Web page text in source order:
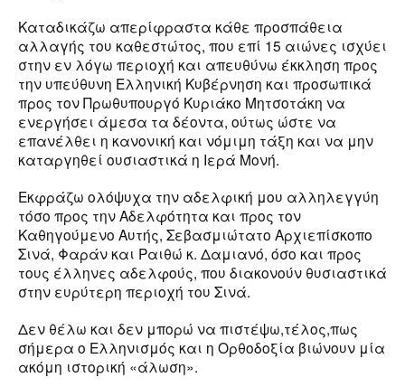
Καταδικάζω απερίφραστα κάθε προσπάθεια
αλλαγής του καθεστώτος, που επί 15 αιώνες ισχύει
στην εν λόγω περιοχή και απευθύνω έκκληση προς
την υπεύθυνη Ελληνική Κυβέρνηση και προσωπικά
προς τον Πρωθυπουργό Κυριάκο Μητσοτάκη να
ενεργήσει άμεσα τα δέοντα, ούτως ώστε να
επανέλθει η κανονική και νόμιμη τάξη και να μην
καταργηθεί ουσιαστικά η Ιερά Μονή.
Εκφράζω ολόψυχα την αδελφική μου αλληλεγγύη
τόσο προς την Αδελφότητα και προς τον
Καθηγούμενο Αυτής, Σεβασμιώτατο Αρχιεπίσκοπο
Σινά, Φαράν και Ραιθώ κ. Δαμιανό, όσο και προς
τους έλληνες αδελφούς, που διακονούν θυσιαστικά
στην ευρύτερη περιοχή του Σινά.
Δεν θέλω και δεν μπορώ να πιστέψω,τέλος,πως
σήμερα ο Ελληνισμός και η Ορθοδοξία βιώνουν μία
ακόμη ιστορική «άλωση».